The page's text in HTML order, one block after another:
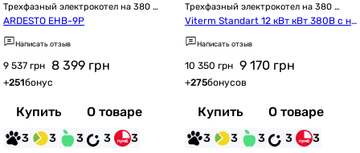
Трехфазный электрокотел на 380
Вольт
ARDESTO EHB-9P
Написать отзыв
9 537 грн 8 399 грн
+251бонус
Купить О товаре
3 3 3 3 3
Трехфазный электрокотел на 380
Вольт
Viterm Standart 12 кВт кВт 380В с на
сосом
Написать отзыв
10 350 грн 9 170 грн
+275бонусов
Купить О товаре
3 3 3 3 3